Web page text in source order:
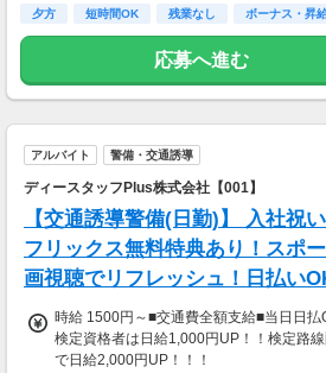
・日収(1,800*8)円（時給1,800円×8h）
※資格手当あり（時給50円～UP/資格の種
よって異なる）
支払方法：週払い
※週払いOK（規定あり）
→金曜日締め最短翌週火曜日にお給料GET♪
（稼働開始時は手続き完了次第となりま
交通費：別途全額支給
※車・バイク通勤に関して施設により異
夕方 短時間OK 残業なし ボーナス・昇
応募へ進む
アルバイト 警備・交通誘導
ディースタッフPlus株式会社【001】
【交通誘導警備(日勤)】 入社祝
フリックス無料特典あり！スポ
画視聴でリフレッシュ！日払い
時給 1500円～■交通費全額支給■当日日払
検定資格者は日給1,000円UP！！検定路
で日給2,000円UP！！！